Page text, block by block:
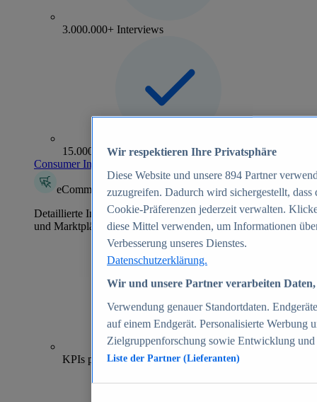
3.000.000+ Interviews
15.000+ Marken
Consumer Insights entdecken
eCommerce Insights
Detaillierte Informationen zu mehr als 39.000 Online-Shops
und Marktplätzen
70+
KPIs pro Shop
Wir respektieren Ihre Privatsphäre
Diese Website und unsere 894 Partner
zuzugreifen. Dadurch wird sichergestellt,
Cookie-Präferenzen jederzeit verwalten.
diese Mittel verwenden, um Informationen
Verbesserung unseres Dienstes.
Datenschutzerklärung.
Wir und unsere Partner verarbeiten
Verwendung genauer Standortdaten.
auf einem Endgerät. Personalisierte Werbung
Zielgruppenforschung sowie Entwicklung
Liste der Partner (Lieferanten)